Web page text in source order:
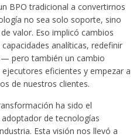
BPO tradicional a convertirnos
no sea solo soporte, sino
valor. Eso implicó cambios
analíticas, redefinir
pero también un cambio
eficientes y empezar a
de nuestros clientes.
ha sido el
de tecnologías
Esta visión nos llevó a